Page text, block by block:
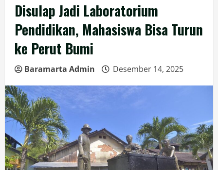
Disulap Jadi Laboratorium
Pendidikan, Mahasiswa Bisa Turun
ke Perut Bumi
Baramarta Admin Desember 14, 2025